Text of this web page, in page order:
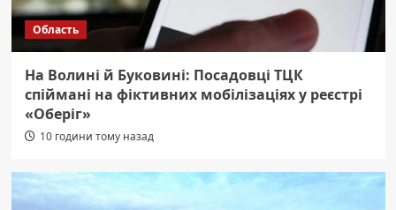
Область
На Волині й Буковині: Посадовці ТЦК
спіймані на фіктивних мобілізаціях у реєстрі
«Оберіг»
10 години тому назад